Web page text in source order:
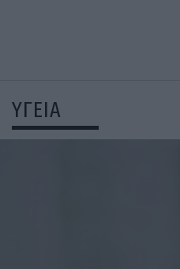
ΥΓΕΙΑ